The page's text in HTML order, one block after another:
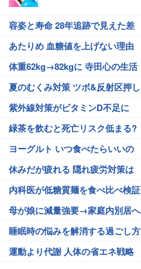
容姿と寿命 28年追跡で見えた差
あたりめ 血糖値を上げない理由
体重62kg→82kgに 寺田心の生活
夏のむくみ対策 ツボ&反射区押し
紫外線対策がビタミンD不足に
緑茶を飲むと死亡リスク低まる?
ヨーグルト いつ食べたらいいの
休みだが疲れる 隠れ疲労対策は
内科医が低糖質麺を食べ比べ検証
母が娘に減量強要→家庭内別居へ
睡眠時の悩みを解消する過ごし方
運動より代謝 人体の省エネ戦略